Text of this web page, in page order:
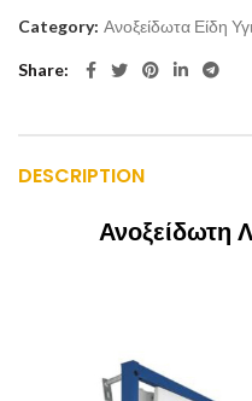
Category: Ανοξείδωτα Είδη
Share
DESCRIPTION
Ανοξείδωτη